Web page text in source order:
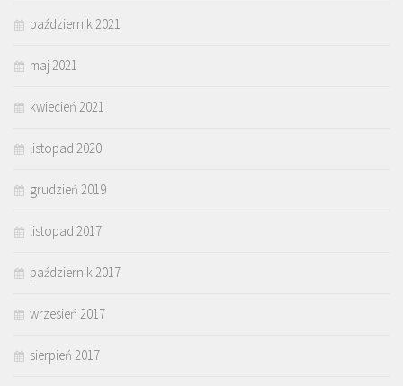
październik 2021
maj 2021
kwiecień 2021
listopad 2020
grudzień 2019
listopad 2017
październik 2017
wrzesień 2017
sierpień 2017